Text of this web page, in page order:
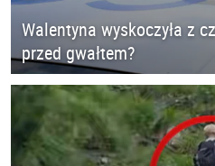
Walentyna wyskoczyła z
przed gwałtem?